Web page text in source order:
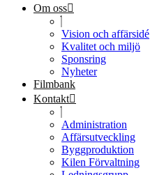
Om oss
Vision och affärsidé
Kvalitet och miljö
Sponsring
Nyheter
Filmbank
Kontakt
Administration
Affärsutveckling
Byggproduktion
Kilen Förvaltning